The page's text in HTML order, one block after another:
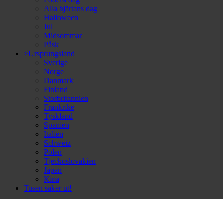
Alla hjärtans dag
Halloween
Jul
Midsommar
Påsk
>Ursprungsland
Sverige
Norge
Danmark
Finland
Storbritannien
Frankrike
Tyskland
Spanien
Italien
Schweiz
Polen
Tjeckoslovakien
Japan
Kina
Tusen saker ut!